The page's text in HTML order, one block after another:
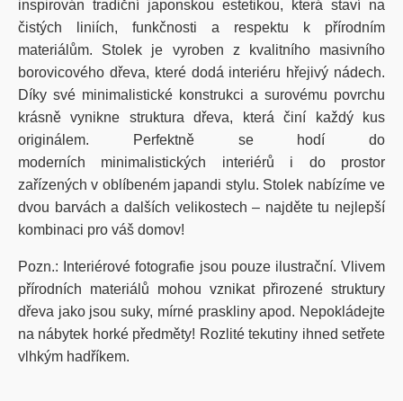
inspirován tradiční japonskou estetikou, která staví na
čistých liniích, funkčnosti a respektu k přírodním
materiálům. Stolek je vyroben z kvalitního masivního
borovicového dřeva, které dodá interiéru hřejivý nádech.
Díky své minimalistické konstrukci a surovému povrchu
krásně vynikne struktura dřeva, která činí každý kus
originálem. Perfektně se hodí do
moderních minimalistických interiérů i do prostor
zařízených v oblíbeném japandi stylu. Stolek nabízíme ve
dvou barvách a dalších velikostech – najděte tu nejlepší
kombinaci pro váš domov!
Pozn.: Interiérové fotografie jsou pouze ilustrační. Vlivem
přírodních materiálů mohou vznikat přirozené struktury
dřeva jako jsou suky, mírné praskliny apod. Nepokládejte
na nábytek horké předměty! Rozlité tekutiny ihned setřete
vlhkým hadříkem.